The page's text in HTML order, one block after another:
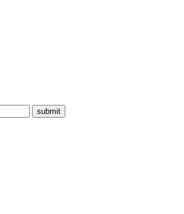
submit